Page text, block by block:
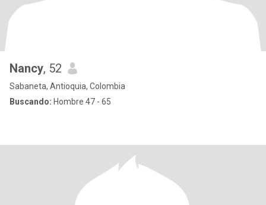
Nancy, 52
Sabaneta, Antioquia, Colombia
Buscando: Hombre 47 - 65